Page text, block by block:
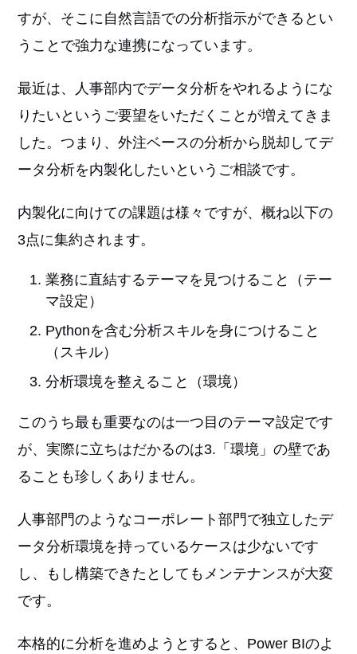
すが、そこに自然言語での分析指示ができるとい
うことで強力な連携になっています。
最近は、人事部内でデータ分析をやれるようにな
りたいというご要望をいただくことが増えてきま
した。つまり、外注ベースの分析から脱却してデ
ータ分析を内製化したいというご相談です。
内製化に向けての課題は様々ですが、概ね以下の
3点に集約されます。
業務に直結するテーマを見つけること（テー
マ設定）
Pythonを含む分析スキルを身につけること
（スキル）
分析環境を整えること（環境）
このうち最も重要なのは一つ目のテーマ設定です
が、実際に立ちはだかるのは3.「環境」の壁であ
ることも珍しくありません。
人事部門のようなコーポレート部門で独立したデ
ータ分析環境を持っているケースは少ないです
し、もし構築できたとしてもメンテナンスが大変
です。
本格的に分析を進めようとすると、Power BIのよ